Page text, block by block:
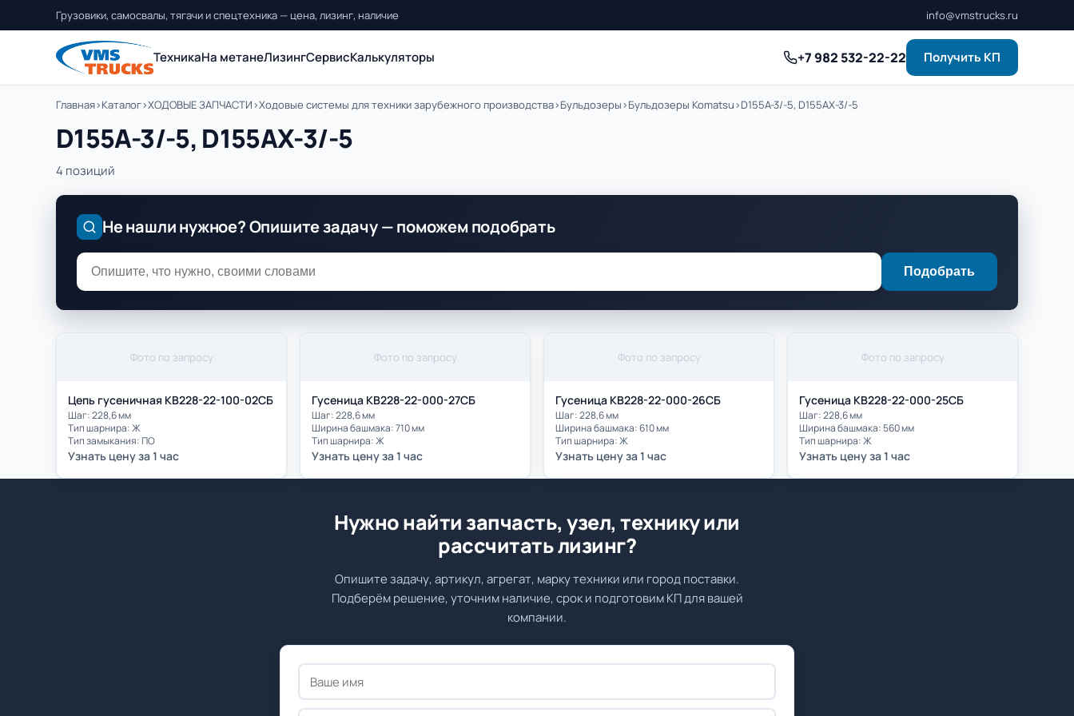
Грузовики, самосвалы, тягачи и спецтехника — цена, лизинг, наличие info@vmstrucks.ru
ТехникаНа метанеЛизингСервисКалькуляторы +7 982 532-22-22 Получить КП
Главная›Каталог›ХОДОВЫЕ ЗАПЧАСТИ›Ходовые системы для техники зарубежного производства›Бульдозеры›Бульдозеры Komatsu›D155A-3/-5, D155AX-3/-5
D155A-3/-5, D155AX-3/-5
4 позиций
Не нашли нужное? Опишите задачу — поможем подобрать
Подобрать
Фото по запросу
Цепь гусеничная КВ228-22-100-02СБ
Шаг: 228,6 мм
Тип шарнира: Ж
Тип замыкания: ПО
Узнать цену за 1 час
Фото по запросу
Гусеница КВ228-22-000-27СБ
Шаг: 228,6 мм
Ширина башмака: 710 мм
Тип шарнира: Ж
Узнать цену за 1 час
Фото по запросу
Гусеница КВ228-22-000-26СБ
Шаг: 228,6 мм
Ширина башмака: 610 мм
Тип шарнира: Ж
Узнать цену за 1 час
Фото по запросу
Гусеница КВ228-22-000-25СБ
Шаг: 228,6 мм
Ширина башмака: 560 мм
Тип шарнира: Ж
Узнать цену за 1 час
Нужно найти запчасть, узел, технику или
рассчитать лизинг?
Опишите задачу, артикул, агрегат, марку техники или город поставки.
Подберём решение, уточним наличие, срок и подготовим КП для вашей
компании.